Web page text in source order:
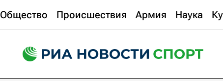
Общество Происшествия Армия Наука